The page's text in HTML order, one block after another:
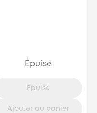
Épuisé
Épuisé
Ajouter au panier